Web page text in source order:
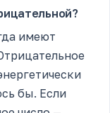
имеют
бы. Если